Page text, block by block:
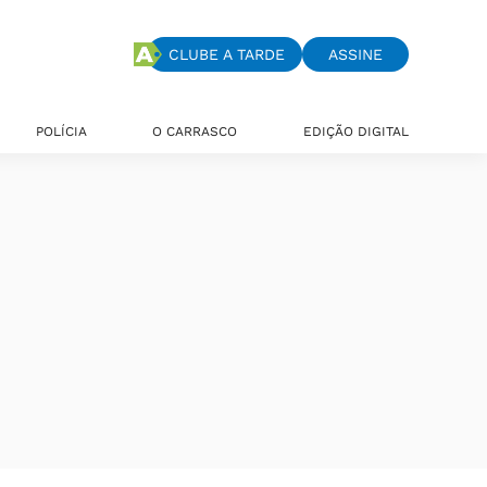
CLUBE A TARDE ASSINE
POLÍCIA O CARRASCO EDIÇÃO DIGITAL